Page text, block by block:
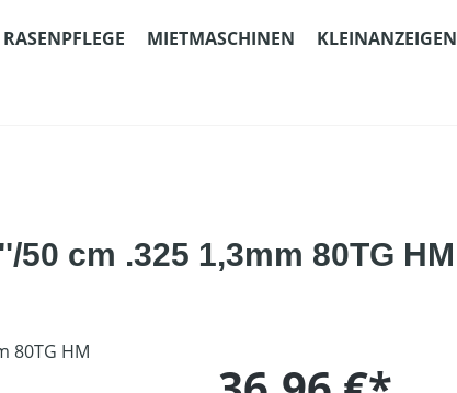
MIETMASCHINEN KLEINANZEIGEN
cm .325 1,3mm 80TG HM